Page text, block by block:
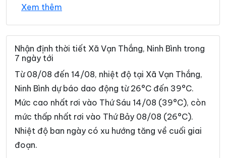
Phường Tam Điệp
Phường Thành Nam Phường Thiên Trường
Phường Tiên Sơn Phường Trung Sơn
Phường Trường Thi
Phường Yên Sơn Phường Yên Thắng
Xã Bắc Lý Xã Bình An
Xã Bình Giang Xã Bình Lục
Xã Bình Minh
Xem thêm
Nhận định thời tiết Xã Vạn Thắng, Ninh Bình trong
7 ngày tới
Từ 08/08 đến 14/08, nhiệt độ tại Xã Vạn Thắng,
Ninh Bình dự báo dao động từ 26°C đến 39°C.
Mức cao nhất rơi vào Thứ Sáu 14/08 (39°C), còn
mức thấp nhất rơi vào Thứ Bảy 08/08 (26°C).
Nhiệt độ ban ngày có xu hướng tăng về cuối giai
đoạn.